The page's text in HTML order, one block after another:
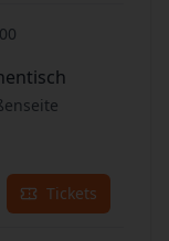
Tickets